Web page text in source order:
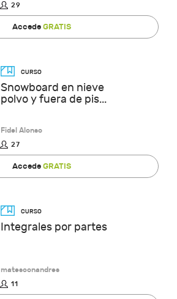
29
AccedeGRATIS
Snowboard en nieve
polvo y fuera de pis...
Fidel Alonso
27
AccedeGRATIS
Integrales por partes
matesconandres
11